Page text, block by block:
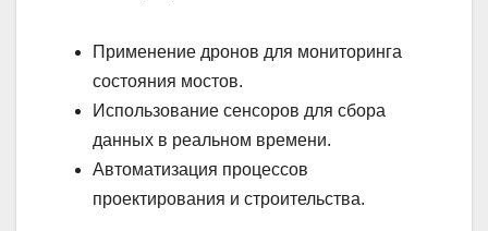
Применение дронов для мониторинга
состояния мостов.
Использование сенсоров для сбора
данных в реальном времени.
Автоматизация процессов
проектирования и строительства.